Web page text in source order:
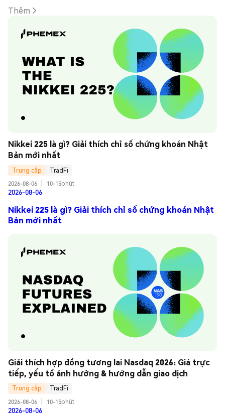
Thêm
Nikkei 225 là gì? Giải thích chỉ số chứng khoán Nhật
Bản mới nhất
Trung cấp
TradFi
2026-08-06
10-15phút
2026-08-06
Nikkei 225 là gì? Giải thích chỉ số chứng khoán Nhật
Bản mới nhất
Giải thích hợp đồng tương lai Nasdaq 2026: Giá trực
tiếp, yếu tố ảnh hưởng & hướng dẫn giao dịch
Trung cấp
TradFi
2026-08-06
10-15phút
2026-08-06